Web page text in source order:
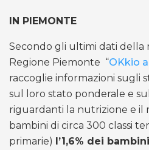
IN PIEMONTE
Secondo gli ultimi dati della
Regione Piemonte “OKkio
raccoglie informazioni sugli
sul loro stato ponderale e
riguardanti la nutrizione e il
bambini di circa 300 classi
primarie) l’1,6% dei